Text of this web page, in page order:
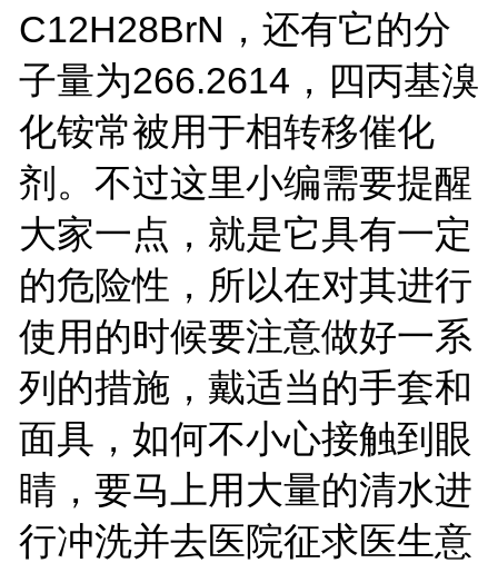
C12H28BrN，还有它的分
子量为266.2614，四丙基溴
化铵常被用于相转移催化
剂。不过这里小编需要提醒
大家一点，就是它具有一定
的危险性，所以在对其进行
使用的时候要注意做好一系
列的措施，戴适当的手套和
面具，如何不小心接触到眼
睛，要马上用大量的清水进
行冲洗并去医院征求医生意